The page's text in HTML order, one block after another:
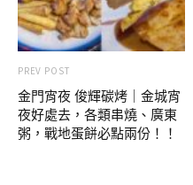
PREV POST
金門宵夜 俊輝碳烤｜金城宵
夜好處去，各類串燒、廣東
粥，戰地蛋餅必點兩份！！